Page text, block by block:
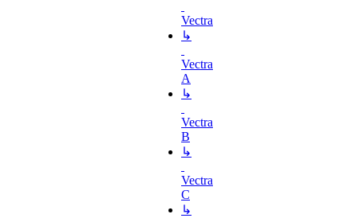
Vectra
↳
Vectra
A
↳
Vectra
B
↳
Vectra
C
↳